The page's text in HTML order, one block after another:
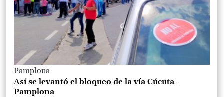
Pamplona
Así se levantó el bloqueo de la vía Cúcuta-
Pamplona